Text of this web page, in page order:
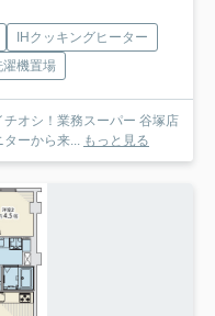
IHクッキングヒーター
濯機置場
チオシ！業務スーパー 谷塚店
ターから来... もっと見る